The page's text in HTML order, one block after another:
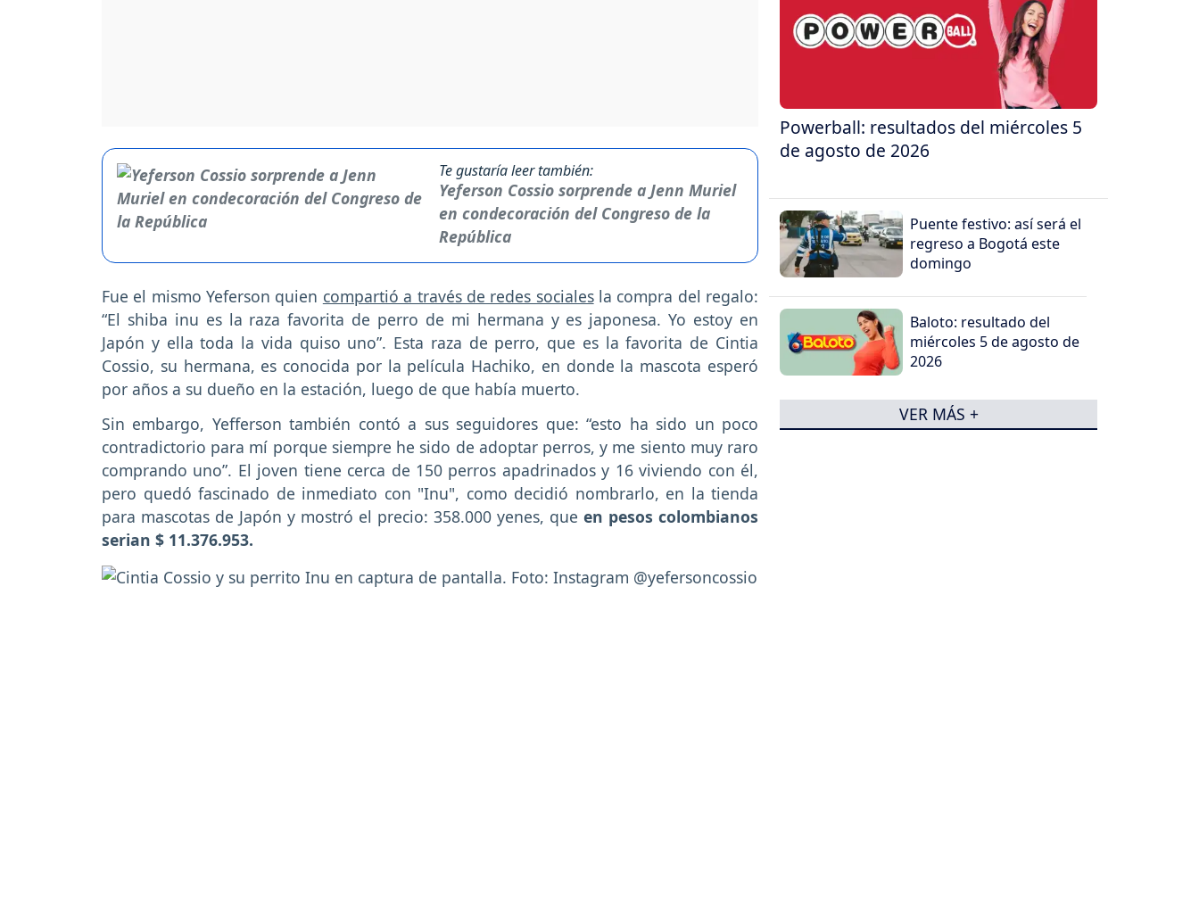
Te gustaría leer también:
Yeferson Cossio sorprende a Jenn Muriel
en condecoración del Congreso de la
República
Fue el mismo Yeferson quien compartió a través de redes socialesla compra del regalo:
“El shiba inu es la raza favorita de perro de mi hermana y es japonesa. Yo estoy en
Japón y ella toda la vida quiso uno”. Esta raza de perro, que es la favorita de Cintia
Cossio, su hermana, es conocida por la película Hachiko, en donde la mascota esperó
por años a su dueño en la estación, luego de que había muerto.
Sin embargo, Yefferson también contó a sus seguidores que: “esto ha sido un poco
contradictorio para mí porque siempre he sido de adoptar perros, y me siento muy raro
comprando uno”. El joven tiene cerca de 150 perros apadrinados y 16 viviendo con él,
pero quedó fascinado de inmediato con "Inu", como decidió nombrarlo, en la tienda
para mascotas de Japón y mostró el precio: 358.000 yenes, que en pesos colombianos
serian $ 11.376.953.
Powerball: resultados del miércoles 5
de agosto de 2026
Puente festivo: así será el
regreso a Bogotá este
domingo
Baloto: resultado del
miércoles 5 de agosto de
2026
VER MÁS +